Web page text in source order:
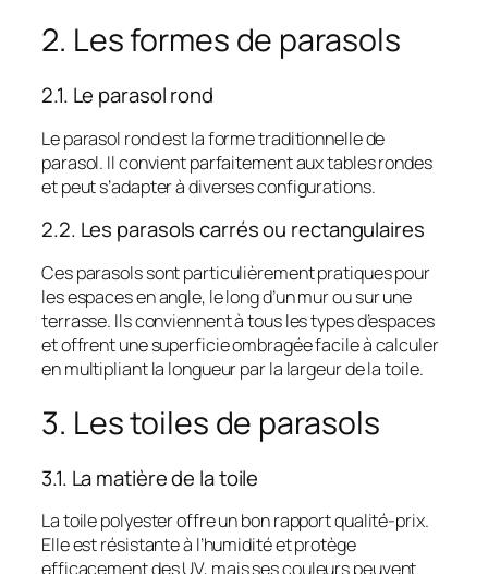
2. Les formes de parasols
2.1. Le parasol rond
Le parasol rond est la forme traditionnelle de
parasol. Il convient parfaitement aux tables rondes
et peut s’adapter à diverses configurations.
2.2. Les parasols carrés ou rectangulaires
Ces parasols sont particulièrement pratiques pour
les espaces en angle, le long d’un mur ou sur une
terrasse. Ils conviennent à tous les types d’espaces
et offrent une superficie ombragée facile à calculer
en multipliant la longueur par la largeur de la toile.
3. Les toiles de parasols
3.1. La matière de la toile
La toile polyester offre un bon rapport qualité-prix.
Elle est résistante à l’humidité et protège
efficacement des UV, mais ses couleurs peuvent